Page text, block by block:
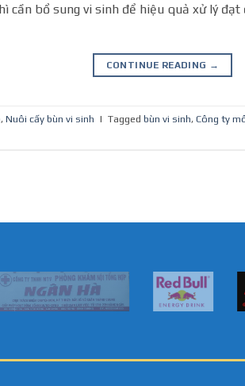
cần bổ sung vi sinh để hiệu quả xử lý
CONTINUE READING →
, Nuôi cấy bùn vi sinh | Tagged bùn vi sinh, Công ty